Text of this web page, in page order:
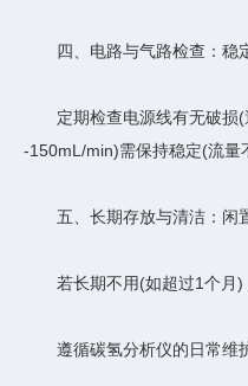
四、电路与气路检查：稳
定期检查电源线有无破损(
-150mL/min)需保持稳定(流量
五、长期存放与清洁：闲
若长期不用(如超过1个月)，
遵循碳氢分析仪的日常维护